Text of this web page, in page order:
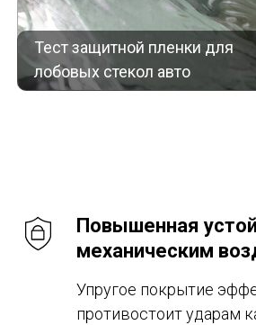
Тест защитной пленки для
лобовых стекол авто
Повышенная
механическим
Упругое покрытие
противостоит ударам